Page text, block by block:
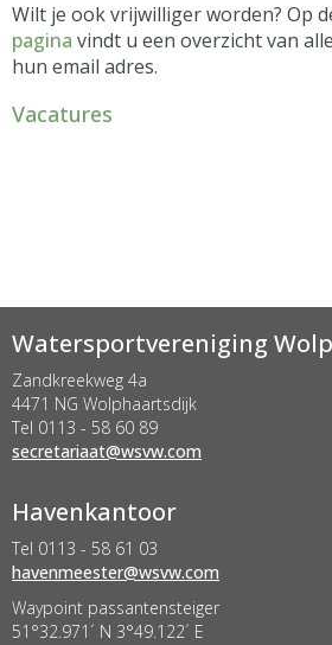
Wilt je ook vrijwilliger worden? Op
pagina vindt u een overzicht van
hun email adres.
Vacatures
Watersportvereniging
Zandkreekweg 4a
4471 NG Wolphaartsdijk
Tel 0113 - 58 60 89
taairaterces@wsvw.com
Havenkantoor
Tel 0113 - 58 61 03
retseemnevah@wsvw.com
Waypoint passantensteiger
51°32.971´ N 3°49.122´ E